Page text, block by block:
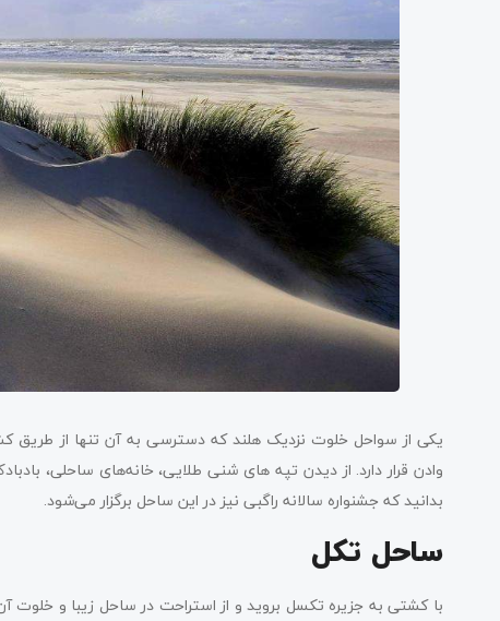
یکی از سواحل خلوت نزدیک هلند که دسترسی به آن تنها از
وادن قرار دارد. از دیدن تپه های شنی طلایی، خانه‌های ساحلی،
بدانید که جشنواره سالانه راگبی نیز در این ساحل برگزار می‌شود.
ساحل تکل
با کشتی به جزیره تکسل بروید و از استراحت در ساحل زیبا و خلوت